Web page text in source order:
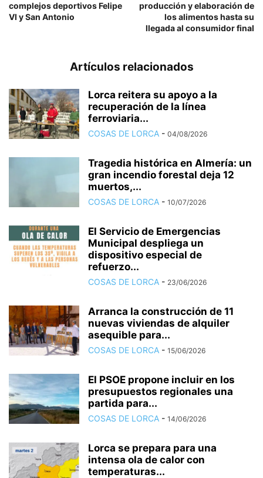
complejos deportivos Felipe
VI y San Antonio
producción y elaboración de
los alimentos hasta su
llegada al consumidor final
Artículos relacionados
Lorca reitera su apoyo a la
recuperación de la línea
ferroviaria...
COSAS DE LORCA - 04/08/2026
Tragedia histórica en Almería: un
gran incendio forestal deja 12
muertos,...
COSAS DE LORCA - 10/07/2026
El Servicio de Emergencias
Municipal despliega un
dispositivo especial de
refuerzo...
COSAS DE LORCA - 23/06/2026
Arranca la construcción de 11
nuevas viviendas de alquiler
asequible para...
COSAS DE LORCA - 15/06/2026
El PSOE propone incluir en los
presupuestos regionales una
partida para...
COSAS DE LORCA - 14/06/2026
Lorca se prepara para una
intensa ola de calor con
temperaturas...